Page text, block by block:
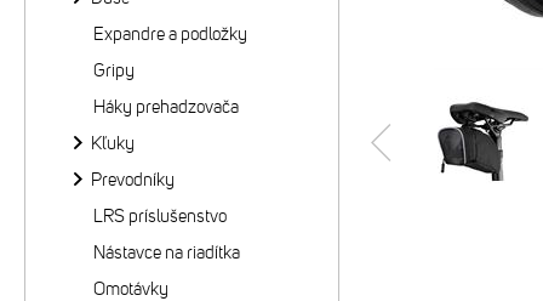
Expandre a podložky
Gripy
Háky prehadzovača
Kľuky
Prevodníky
LRS príslušenstvo
Nástavce na riadítka
Omotávky